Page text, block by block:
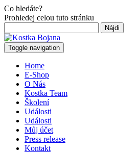
Co hledáte?
Prohledej celou tuto stránku
Toggle navigation
Home
E-Shop
O Nás
Kostka Team
Školení
Události
Události
Můj účet
Press release
Kontakt